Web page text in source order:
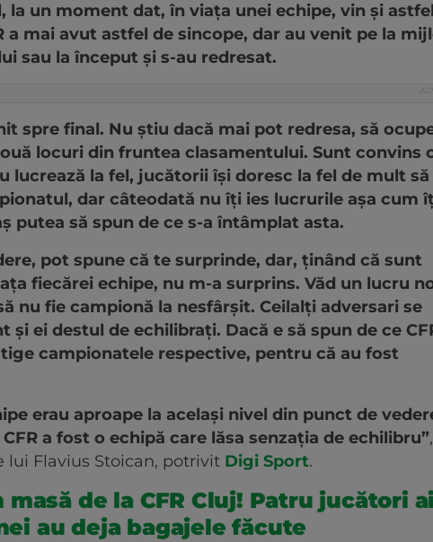
la un moment dat, în viața unei echipe, vin și
a mai avut astfel de sincope, dar au venit pe la
sau la început și s-au redresat.
spre final. Nu știu dacă mai pot redresa, să
locuri din fruntea clasamentului. Sunt convins
lucrează la fel, jucătorii își doresc la fel de mult să
dar câteodată nu îți ies lucrurile așa cum
putea să spun de ce s-a întâmplat asta.
pot spune că te surprinde, dar, ținând că sunt
fiecărei echipe, nu m-a surprins. Văd un lucru
nu fie campionă la nesfârșit. Ceilalți adversari se
și ei destul de echilibrați. Dacă e să spun de ce
campionatele respective, pentru că au fost
erau aproape la același nivel din punct de
a fost o echipă care lăsa senzația de echilibru”
lui Flavius Stoican, potrivit Digi Sport.
masă de la CFR Cluj! Patru jucători ai
au deja bagajele făcute